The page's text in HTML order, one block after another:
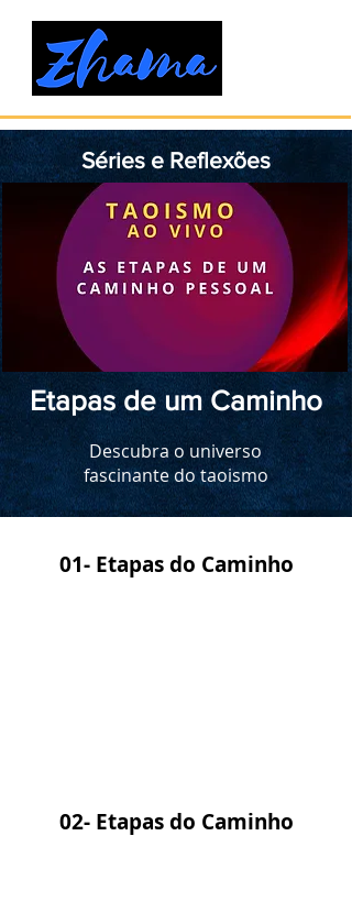
Séries e Reflexões
Etapas de um Caminho
Descubra o universo
fascinante do taoismo
01- Etapas do Caminho
02- Etapas do Caminho